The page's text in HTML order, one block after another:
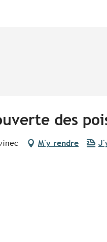
des
M'y rendre